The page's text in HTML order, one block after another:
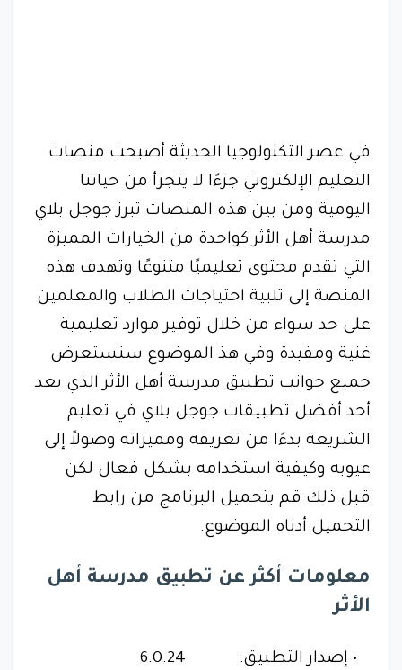
في عصر التكنولوجيا الحديثة أصبحت منصات
التعليم الإلكتروني جزءًا لا يتجزأ من حياتنا
اليومية ومن بين هذه المنصات تبرز جوجل بلاي
مدرسة أهل الأثر كواحدة من الخيارات المميزة
التي تقدم محتوى تعليميًا متنوعًا وتهدف هذه
المنصة إلى تلبية احتياجات الطلاب والمعلمين
على حد سواء من خلال توفير موارد تعليمية
غنية ومفيدة وفي هذ الموضوع سنستعرض
جميع جوانب تطبيق مدرسة أهل الأثر الذي يعد
أحد أفضل تطبيقات جوجل بلاي في تعليم
الشريعة بدءًا من تعريفه ومميزاته وصولاً إلى
عيوبه وكيفية استخدامه بشكل فعال لكن
قبل ذلك قم بتحميل البرنامج من رابط
التحميل أدناه الموضوع.
معلومات أكثر عن تطبيق مدرسة أهل
الأثر
إصدار التطبيق: 6.0.24